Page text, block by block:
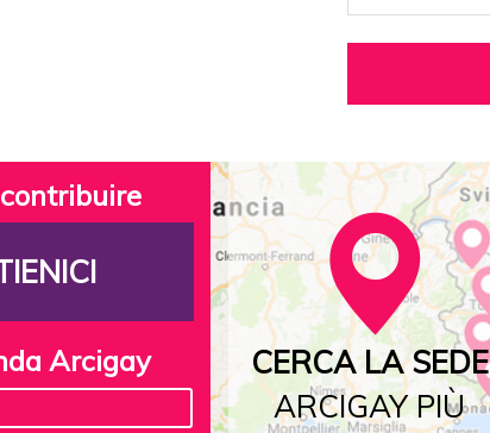
Arcigay
CERCA LA SEDE
ARCIGAY PIÙ